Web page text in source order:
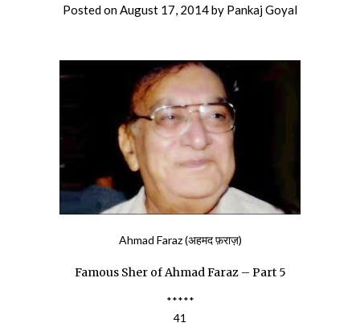
Posted onAugust 17, 2014by Pankaj Goyal
Ahmad Faraz (अहमद फ़राज़)
Famous Sher of Ahmad Faraz – Part 5
*****
41